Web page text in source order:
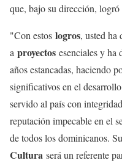
que, bajo su dirección,
"Con estos logros, usted ha
a proyectos esenciales y ha
años estancadas, haciendo
significativos en el
servido al país con
reputación impecable en el
de todos los dominicanos.
Cultura será un referente